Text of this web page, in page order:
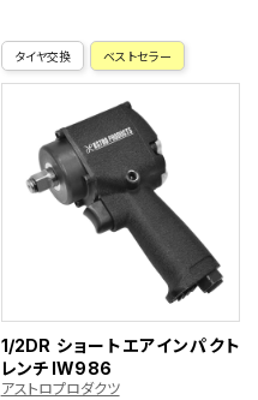
タイヤ交換 ベストセラー
1/2DR ショートエアインパクト
レンチ IW986
アストロプロダクツ